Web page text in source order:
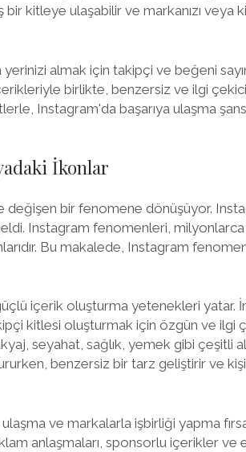
bir kitleye ulaşabilir ve markanızı veya
almak için takipçi ve beğeni
birlikte, benzersiz ve ilgi
Instagram'da başarıya ulaşma
İkonlar
bir fenomene dönüşüyor.
Instagram fenomenleri,
Bu makalede, Instagram
içerik oluşturma yetenekleri yatar.
kitlesi oluşturmak için özgün ve ilgi
seyahat, sağlık, yemek gibi çeşitli
benzersiz bir tarz geliştirir ve
ve markalarla işbirliği yapma
anlaşmaları, sponsorlu içerikler ve